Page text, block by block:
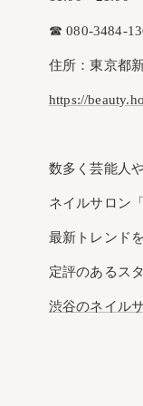
☎︎ 080-3484-
住所：東京都
https://
数多く芸能人
ネイルサロン
最新トレンド
定評のあるス
渋谷のネイル